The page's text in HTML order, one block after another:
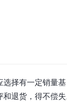
择有一定销量基
和退货，得不偿